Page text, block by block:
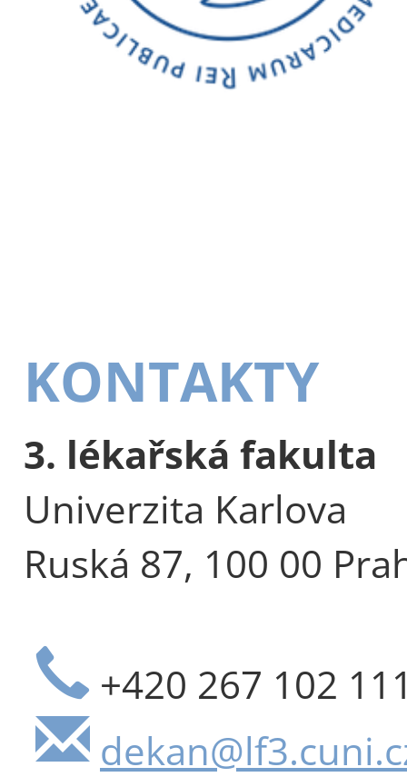
KONTAKTY
3. lékařská fakulta
Univerzita Karlova
Ruská 87, 100 00
+420 267 102